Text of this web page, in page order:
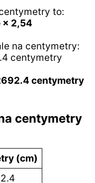
to:
× 2,54
na centymetry:
centymetry
centymetry
centymetry
(cm)